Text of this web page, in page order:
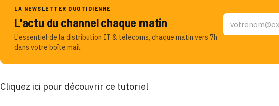
LA NEWSLETTER QUOTIDIENNE
L'actu du channel chaque matin
L'essentiel de la distribution IT & télécoms, chaque matin vers 7h
dans votre boîte mail.
Cliquez ici pour découvrir ce tutoriel